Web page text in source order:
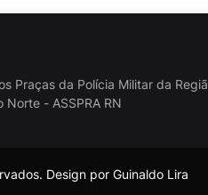
Praças da Polícia Militar da
Norte - ASSPRA RN
Design por Guinaldo Lira